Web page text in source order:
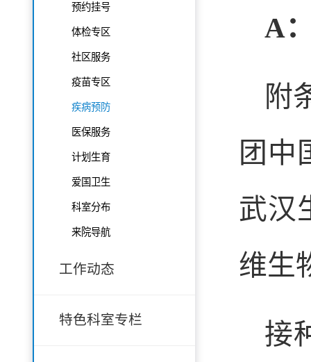
预约挂号
体检专区
社区服务
疫苗专区
疾病预防
医保服务
计划生育
爱国卫生
科室分布
来院导航
工作动态
特色科室专栏
A
附
团中
武汉
维生
接